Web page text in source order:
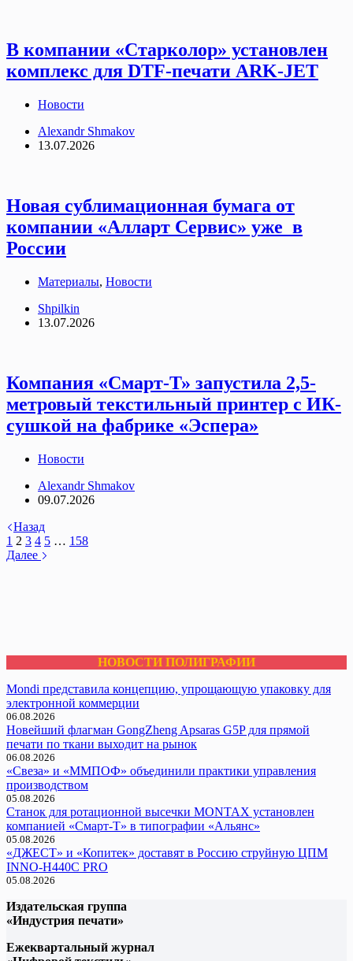
В компании «Старколор» установлен
комплекс для DTF-печати ARK-JET
Новости
Alexandr Shmakov
13.07.2026
Новая сублимационная бумага от
компании «Алларт Сервис» уже в
России
Материалы, Новости
Shpilkin
13.07.2026
Компания «Смарт-Т» запустила 2,5-
метровый текстильный принтер с ИК-
сушкой на фабрике «Эспера»
Новости
Alexandr Shmakov
09.07.2026
Назад
1 2 3 4 5 … 158
Далее
НОВОСТИ ПОЛИГРАФИИ
Mondi представила концепцию, упрощающую упаковку для
электронной коммерции
06.08.2026
Новейший флагман GongZheng Apsaras G5P для прямой
печати по ткани выходит на рынок
06.08.2026
«Свеза» и «ММПОФ» объединили практики управления
производством
05.08.2026
Cтанок для ротационной высечки MONTAX установлен
компанией «Смарт-Т» в типографии «Альянс»
05.08.2026
«ДЖЕСТ» и «Копитек» доставят в Россию струйную ЦПМ
INNO-H440C PRO
05.08.2026
Издательская группа
«Индустрия печати»
Ежеквартальный журнал